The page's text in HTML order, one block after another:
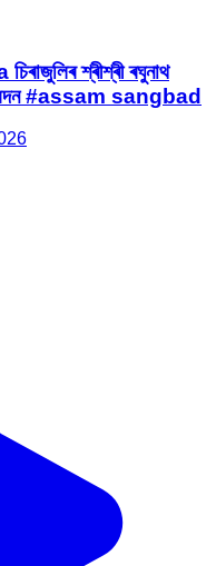
শ্ৰীশ্ৰী ৰঘুনাথ
#assam sangbad